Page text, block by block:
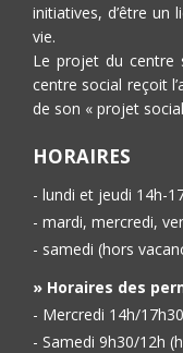
initiatives, d’être un
vie.
Le projet du centre
centre social reçoit
de son « projet
HORAIRES
- lundi et jeudi 14h-
- mardi, mercredi,
- samedi (hors
» Horaires des
- Mercredi 14h/17h30
- Samedi 9h30/12h